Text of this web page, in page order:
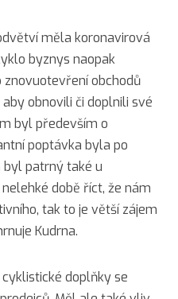
měla koronavirová
byznys naopak
znovuotevření obchodů
obnovili či doplnili své
byl především o
poptávka byla po
byl patrný také u
době říct, že nám
tak to je větší zájem
Kudrna.
doplňky se